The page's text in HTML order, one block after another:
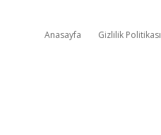
Anasayfa Gizlilik Politikası